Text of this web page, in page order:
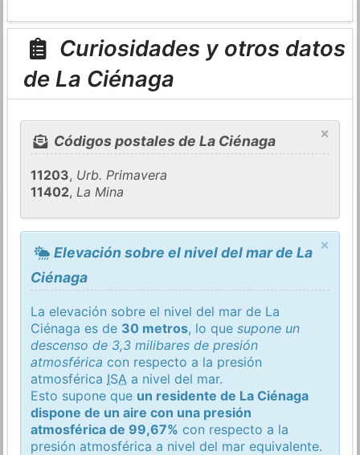
Curiosidades y otros datos
de La Ciénaga
×
Códigos postales de La Ciénaga
11203, Urb. Primavera
11402,La Mina
×
Elevación sobre el nivel del mar de La
Ciénaga
La elevación sobre el nivel del mar de La
Ciénaga es de 30 metros, lo quesupone un
descenso de 3,3 milibares de presión
atmosférica con respecto a la presión
atmosférica ISA a nivel del mar.
Esto supone que un residente de La Ciénaga
dispone de un aire con una presión
atmosférica de 99,67% con respecto a la
presión atmosférica a nivel del mar equivalente.